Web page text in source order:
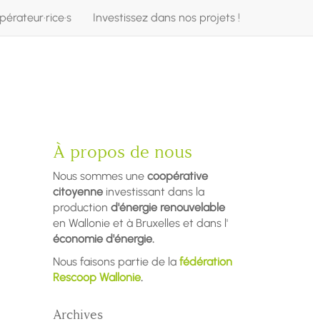
Investissez dans nos projets !
À propos de nous
Nous sommes une coopérative
citoyenne investissant dans la
production d'énergie renouvelable
en Wallonie et à Bruxelles et dans l'
économie d'énergie.
Nous faisons partie de la fédération
Rescoop Wallonie.
Archives